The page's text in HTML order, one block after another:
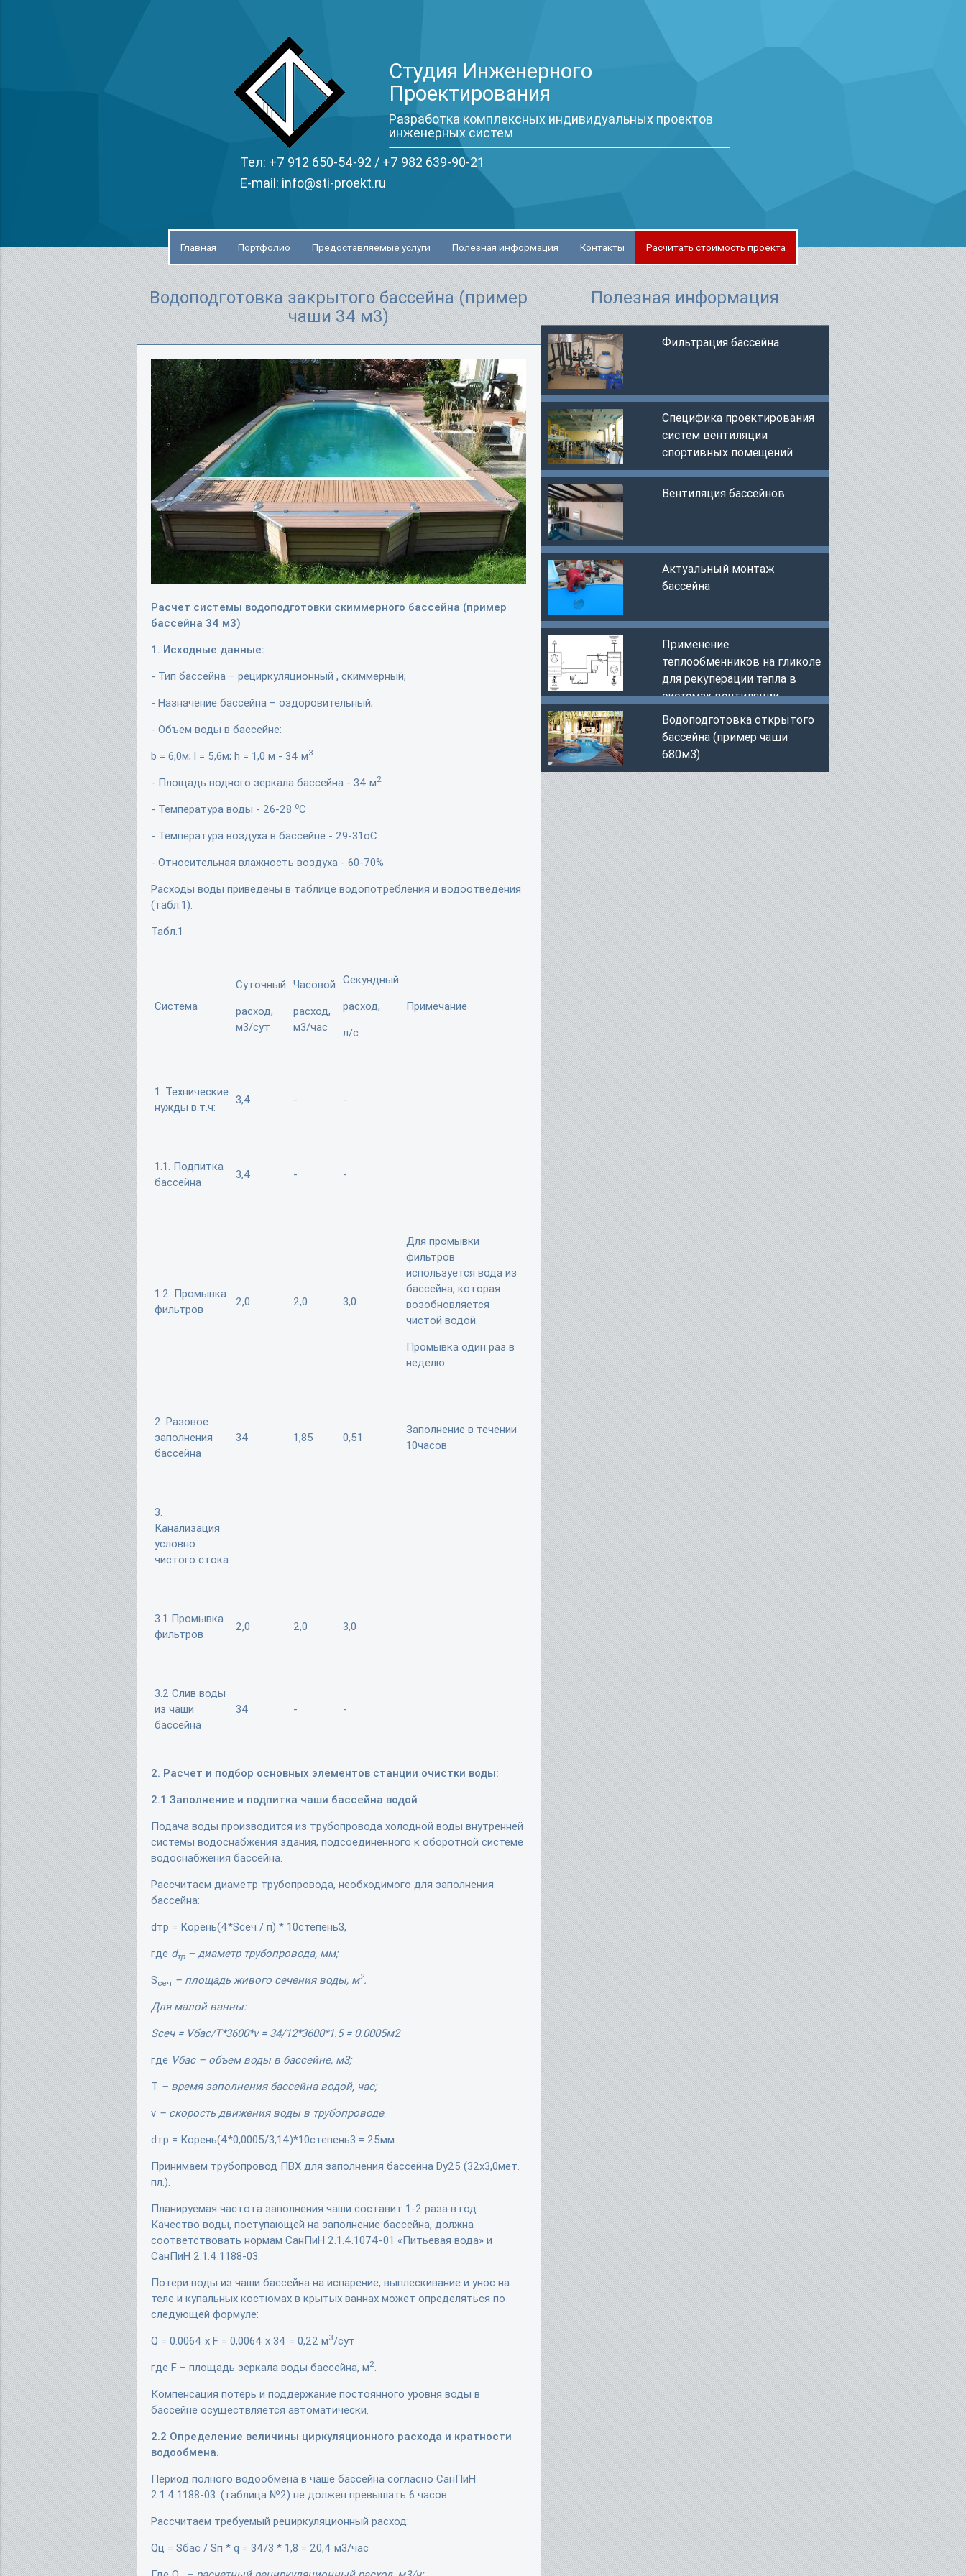
Студия Инженерного
Проектирования
Разработка комплексных индивидуальных проектов
инженерных систем
Тел: +7 912 650-54-92 /+7 982 639-90-21
E-mail: info@sti-proekt.ru
Главная Портфолио Предоставляемые услуги Полезная информация Контакты Расчитать стоимость проекта
Водоподготовка закрытого бассейна (пример
чаши 34 м3)
Расчет системы водоподготовки скиммерного бассейна (пример
бассейна 34 м3)
1. Исходные данные:
- Тип бассейна – рециркуляционный , скиммерный;
- Назначение бассейна – оздоровительный;
- Объем воды в бассейне:
b = 6,0м; l = 5,6м; h = 1,0 м - 34 м3
- Площадь водного зеркала бассейна - 34 м2
- Температура воды - 26-28 оС
- Температура воздуха в бассейне - 29-31оС
- Относительная влажность воздуха - 60-70%
Расходы воды приведены в таблице водопотребления и водоотведения
(табл.1).
Табл.1
Система
Суточный
расход,
м3/сут
Часовой
расход,
м3/час
Секундный
расход,
л/с.
Примечание
1. Технические
нужды в.т.ч:
3,4 - -
1.1. Подпитка
бассейна
3,4 - -
1.2. Промывка
фильтров
2,0 2,0 3,0
Для промывки
фильтров
используется вода из
бассейна, которая
возобновляется
чистой водой.
Промывка один раз в
неделю.
2. Разовое
заполнения
бассейна
34 1,85 0,51
Заполнение в течении
10часов
3.
Канализация
условно
чистого стока
3.1 Промывка
фильтров
2,0 2,0 3,0
3.2 Слив воды
из чаши
бассейна
34 - -
2. Расчет и подбор основных элементов станции очистки воды:
2.1 Заполнение и подпитка чаши бассейна водой
Подача воды производится из трубопровода холодной воды внутренней
системы водоснабжения здания, подсоединенного к оборотной системе
водоснабжения бассейна.
Рассчитаем диаметр трубопровода, необходимого для заполнения
бассейна:
dтр = Корень(4*Sсеч / п) * 10степень3,
где dтр– диаметр трубопровода, мм;
Sсеч – площадь живого сечения воды, м2.
Для малой ванны:
Sсеч = Vбас/T*3600*v = 34/12*3600*1.5 = 0.0005м2
где Vбас – объем воды в бассейне, м3;
Т – время заполнения бассейна водой, час;
v – скорость движения воды в трубопроводе.
dтр = Корень(4*0,0005/3,14)*10степень3 = 25мм
Принимаем трубопровод ПВХ для заполнения бассейна Dy25 (32х3,0мет.
пл.).
Планируемая частота заполнения чаши составит 1-2 раза в год.
Качество воды, поступающей на заполнение бассейна, должна
соответствовать нормам СанПиН 2.1.4.1074-01 «Питьевая вода» и
СанПиН 2.1.4.1188-03.
Потери воды из чаши бассейна на испарение, выплескивание и унос на
теле и купальных костюмах в крытых ваннах может определяться по
следующей формуле:
Q = 0.0064 х F = 0,0064 х 34 = 0,22 м3/сут
где F – площадь зеркала воды бассейна, м2.
Компенсация потерь и поддержание постоянного уровня воды в
бассейне осуществляется автоматически.
2.2 Определение величины циркуляционного расхода и кратности
водообмена.
Период полного водообмена в чаше бассейна согласно СанПиН
2.1.4.1188-03. (таблица №2) не должен превышать 6 часов.
Рассчитаем требуемый рециркуляционный расход:
Qц = Sбас / Sп * q = 34/3 * 1,8 = 20,4 м3/час
Полезная информация
Фильтрация бассейна
Специфика проектирования
систем вентиляции
спортивных помещений
Вентиляция бассейнов
Актуальный монтаж
бассейна
Применение
теплообменников на гликоле
для рекуперации тепла в
системах вентиляции.
Водоподготовка открытого
бассейна (пример чаши
680м3)